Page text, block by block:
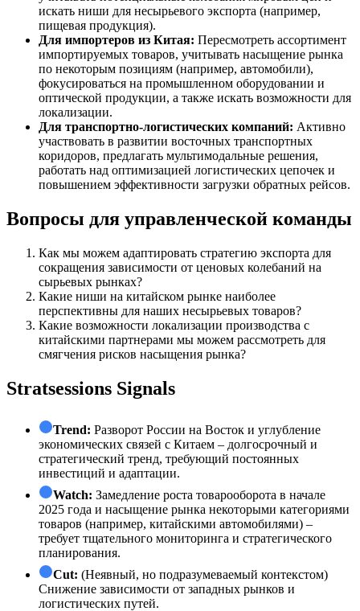
искать ниши для несырьевого экспорта (например,
пищевая продукция).
Для импортеров из Китая: Пересмотреть ассортимент
импортируемых товаров, учитывать насыщение рынка
по некоторым позициям (например, автомобили),
фокусироваться на промышленном оборудовании и
оптической продукции, а также искать возможности для
локализации.
Для транспортно-логистических компаний: Активно
участвовать в развитии восточных транспортных
коридоров, предлагать мультимодальные решения,
работать над оптимизацией логистических цепочек и
повышением эффективности загрузки обратных рейсов.
Вопросы для управленческой команды
Как мы можем адаптировать стратегию экспорта для
сокращения зависимости от ценовых колебаний на
сырьевых рынках?
Какие ниши на китайском рынке наиболее
перспективны для наших несырьевых товаров?
Какие возможности локализации производства с
китайскими партнерами мы можем рассмотреть для
смягчения рисков насыщения рынка?
Stratsessions Signals
Trend: Разворот России на Восток и углубление
экономических связей с Китаем – долгосрочный и
стратегический тренд, требующий постоянных
инвестиций и адаптации.
Watch: Замедление роста товарооборота в начале
2025 года и насыщение рынка некоторыми категориями
товаров (например, китайскими автомобилями) –
требует тщательного мониторинга и стратегического
планирования.
Cut: (Неявный, но подразумеваемый контекстом)
Снижение зависимости от западных рынков и
логистических путей.